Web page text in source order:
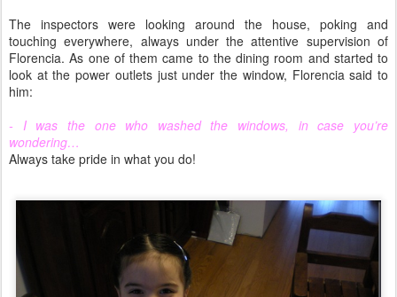
The inspectors were looking around the house, poking and
touching everywhere, always under the attentive supervision of
Florencia. As one of them came to the dining room and started to
look at the power outlets just under the window, Florencia said to
him:
- I was the one who washed the windows, in case you’re
wondering…
Always take pride in what you do!